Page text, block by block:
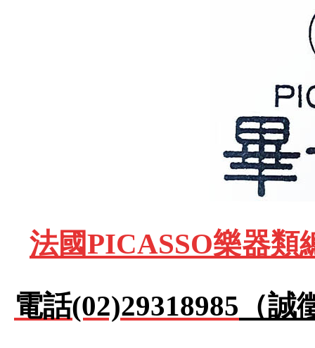
法國PICASSO樂器
電話(02)29318985 （